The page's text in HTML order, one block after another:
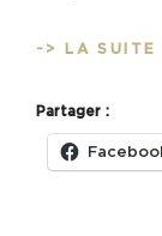
-> LA SUITE
Partager :